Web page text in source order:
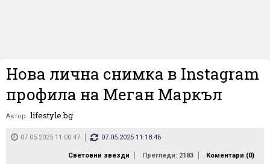
Нова лична снимка в Instagram
профила на Меган Маркъл
Автор: lifestyle.bg
07.05.2025 11:00:47 07.05.2025 11:18:46
Световни звезди Прегледи: 2183 Коментари (0)